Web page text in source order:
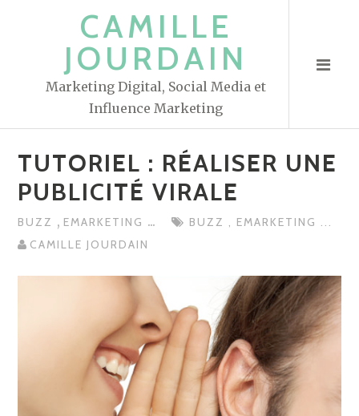
CAMILLE
JOURDAIN
Marketing Digital, Social Media et
Influence Marketing
TUTORIEL : RÉALISER UNE
PUBLICITÉ VIRALE
BUZZ , EMARKETING ... BUZZ , EMARKETING ...
CAMILLE JOURDAIN